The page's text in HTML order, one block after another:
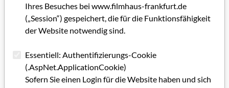
GRIP 60,5
Ihres Besuches bei www.filmhaus-frankfurt.de
(„Session“) gespeichert, die für die Funktionsfähigkeit
der Website notwendig sind.
Essentiell: Authentifizierungs-Cookie
(.AspNet.ApplicationCookie)
Sofern Sie einen Login für die Website haben und sich